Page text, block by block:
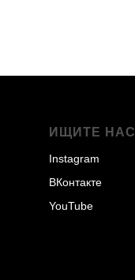
ИЩИТЕ НАС
Instagram
ВКонтакте
YouTube